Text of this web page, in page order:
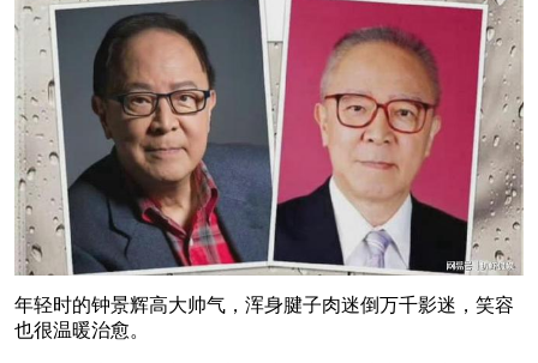
年轻时的钟景辉高大帅气，浑身腱子肉迷倒万千影迷，笑容
也很温暖治愈。